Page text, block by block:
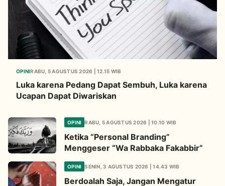
OPINIRABU, 5 AGUSTUS 2026 | 12.15 WIB
Luka karena Pedang Dapat Sembuh, Luka karena
Ucapan Dapat Diwariskan
OPINI RABU, 5 AGUSTUS 2026 | 10.10 WIB
Ketika “Personal Branding”
Menggeser “Wa Rabbaka Fakabbir”
OPINI SENIN, 3 AGUSTUS 2026 | 14.43 WIB
Berdoalah Saja, Jangan Mengatur